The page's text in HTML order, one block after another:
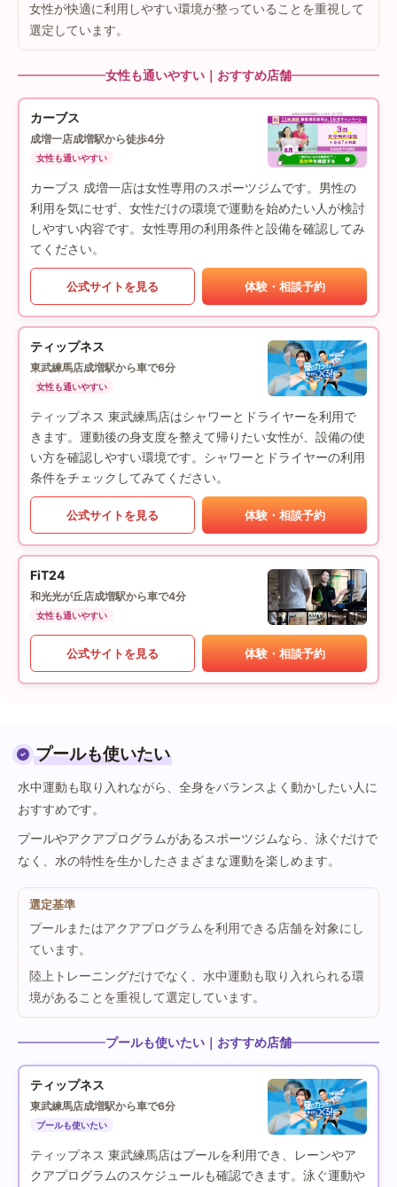
女性が快適に利用しやすい環境が整っていることを重視して
選定しています。
女性も通いやすい｜おすすめ店舗
カーブス
成増一店成増駅から徒歩4分
女性も通いやすい
カーブス 成増一店は女性専用のスポーツジムです。男性の
利用を気にせず、女性だけの環境で運動を始めたい人が検討
しやすい内容です。女性専用の利用条件と設備を確認してみ
てください。
公式サイトを見る 体験・相談予約
ティップネス
東武練馬店成増駅から車で6分
女性も通いやすい
ティップネス 東武練馬店はシャワーとドライヤーを利用で
きます。運動後の身支度を整えて帰りたい女性が、設備の使
い方を確認しやすい環境です。シャワーとドライヤーの利用
条件をチェックしてみてください。
公式サイトを見る 体験・相談予約
FiT24
和光光が丘店成増駅から車で4分
女性も通いやすい
公式サイトを見る 体験・相談予約
プールも使いたい
水中運動も取り入れながら、全身をバランスよく動かしたい人に
おすすめです。
プールやアクアプログラムがあるスポーツジムなら、泳ぐだけで
なく、水の特性を生かしたさまざまな運動を楽しめます。
選定基準
プールまたはアクアプログラムを利用できる店舗を対象にし
ています。
陸上トレーニングだけでなく、水中運動も取り入れられる環
境があることを重視して選定しています。
プールも使いたい｜おすすめ店舗
ティップネス
東武練馬店成増駅から車で6分
プールも使いたい
ティップネス 東武練馬店はプールを利用でき、レーンやア
クアプログラムのスケジュールも確認できます。泳ぐ運動や